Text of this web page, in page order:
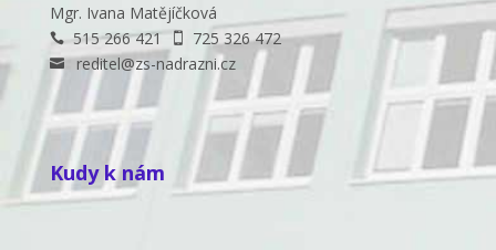
Mgr. Ivana Matějíčková
515 266 421 725 326 472
 reditel@zs-nadrazni.cz
Kudy k nám